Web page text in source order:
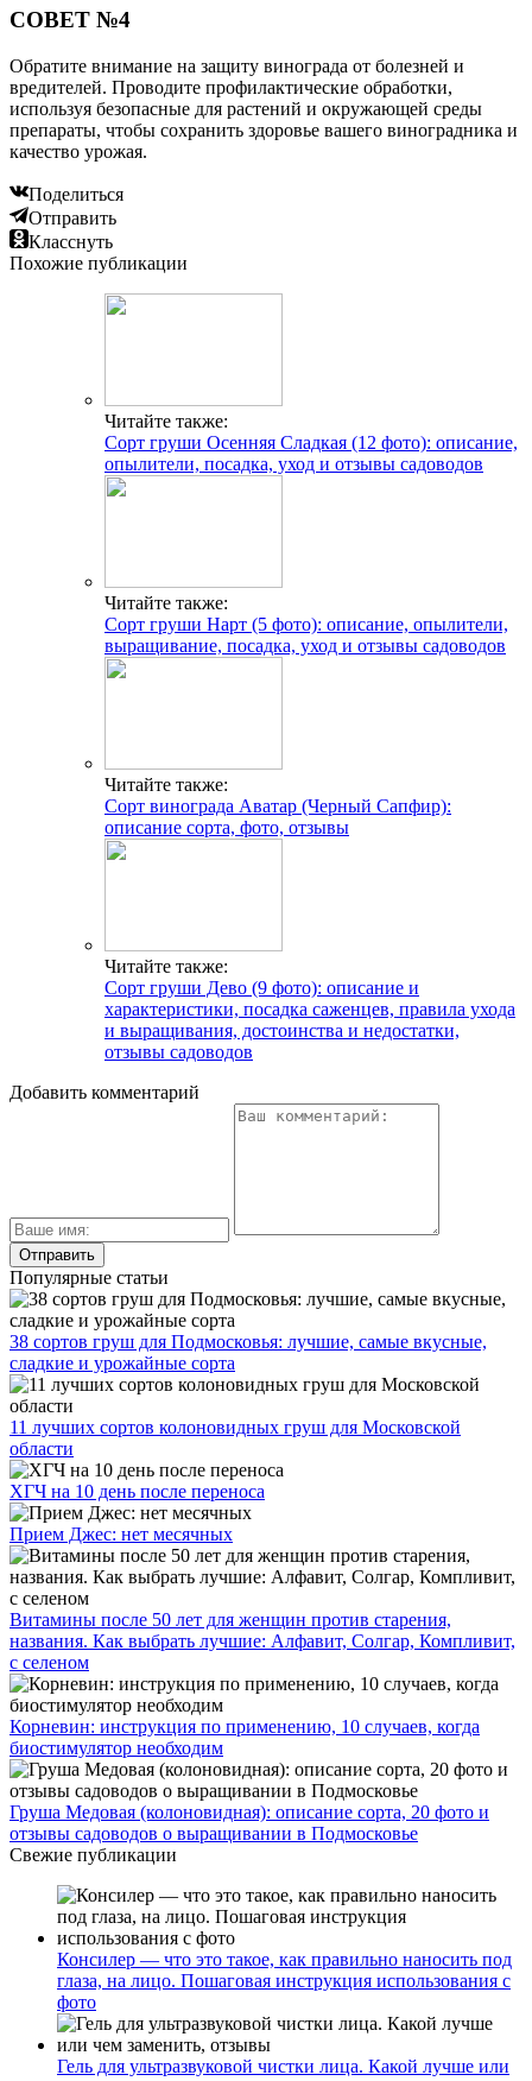
СОВЕТ №4
Обратите внимание на защиту винограда от болезней и
вредителей. Проводите профилактические обработки,
используя безопасные для растений и окружающей среды
препараты, чтобы сохранить здоровье вашего виноградника и
качество урожая.
Поделиться
Отправить
Класснуть
Похожие публикации
Читайте также:
Сорт груши Осенняя Сладкая (12 фото): описание,
опылители, посадка, уход и отзывы садоводов
Читайте также:
Сорт груши Нарт (5 фото): описание, опылители,
выращивание, посадка, уход и отзывы садоводов
Читайте также:
Сорт винограда Аватар (Черный Сапфир):
описание сорта, фото, отзывы
Читайте также:
Сорт груши Дево (9 фото): описание и
характеристики, посадка саженцев, правила ухода
и выращивания, достоинства и недостатки,
отзывы садоводов
Добавить комментарий
Популярные статьи
38 сортов груш для Подмосковья: лучшие, самые вкусные,
сладкие и урожайные сорта
11 лучших сортов колоновидных груш для Московской
области
ХГЧ на 10 день после переноса
Прием Джес: нет месячных
Витамины после 50 лет для женщин против старения,
названия. Как выбрать лучшие: Алфавит, Солгар, Компливит,
с селеном
Корневин: инструкция по применению, 10 случаев, когда
биостимулятор необходим
Груша Медовая (колоновидная): описание сорта, 20 фото и
отзывы садоводов о выращивании в Подмосковье
Свежие публикации
Консилер — что это такое, как правильно наносить под
глаза, на лицо. Пошаговая инструкция использования с
фото
Гель для ультразвуковой чистки лица. Какой лучше или